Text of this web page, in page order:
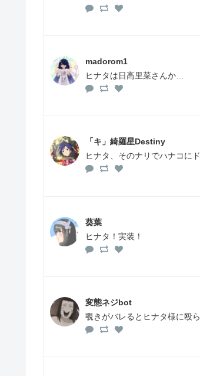
madorom1
ヒナタは日高里菜さんか…
「キ」綺羅星Destiny
ヒナタ、そのナリでハナコに
葵葉
ヒナタ！実装！
変態ネジbot
覗きがバレるとヒナタ様に殴